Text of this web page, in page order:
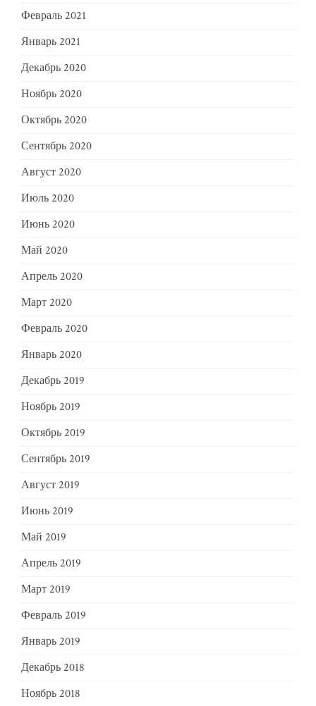
Февраль 2021
Январь 2021
Декабрь 2020
Ноябрь 2020
Октябрь 2020
Сентябрь 2020
Август 2020
Июль 2020
Июнь 2020
Май 2020
Апрель 2020
Март 2020
Февраль 2020
Январь 2020
Декабрь 2019
Ноябрь 2019
Октябрь 2019
Сентябрь 2019
Август 2019
Июнь 2019
Май 2019
Апрель 2019
Март 2019
Февраль 2019
Январь 2019
Декабрь 2018
Ноябрь 2018